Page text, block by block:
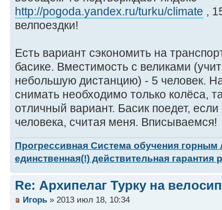
http://pogoda.yandex.ru/turku/climate ,
велпоездки!
Есть вариант сэкономить на
басике. Вместимость с великами
небольшую дистанцию) - 5 человек.
снимать необходимо только колёса,
отличный вариант. Басик поедет,
человека, считая меня. Вписываемся!
Прогрессивная Система обучения
единственная(!) действительная гарантия
Re: Архипелаг Турку на
Игорь » 2013 июл 18, 10:34